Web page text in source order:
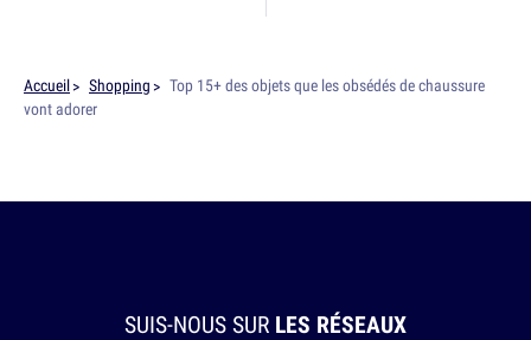
Accueil Shopping
Top 15+ des objets que les obsédés de chaussure
vont adorer
SUIS-NOUS SUR LES RÉSEAUX